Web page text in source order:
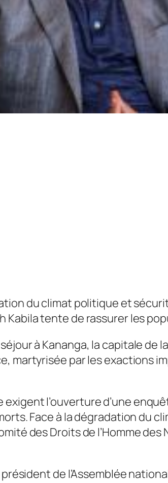
du climat politique et
Kabila tente de rassurer les
à Kananga, la capitale de
martyrisée par les exactions
exigent l’ouverture d’une
Face à la dégradation du
des Droits de l’Homme
de l’Assemblée